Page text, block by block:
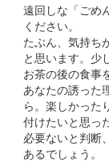
遠回しな「ごめ
ください。
たぶん、気持ち
と思います。少
お茶の後の食事
あなたの誘った
ら。楽しかった
付けたいと思っ
必要ないと判断
あるでしょう。